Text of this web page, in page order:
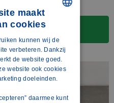
Toevoegen aan
DUTCH
POLISH
ENGLISH
FRENCH
SPANISH
maakt
cookies
kunnen wij de
verbeteren. Dankzij
de website goed.
website ook cookies
doeleinden.
daarmee kunt